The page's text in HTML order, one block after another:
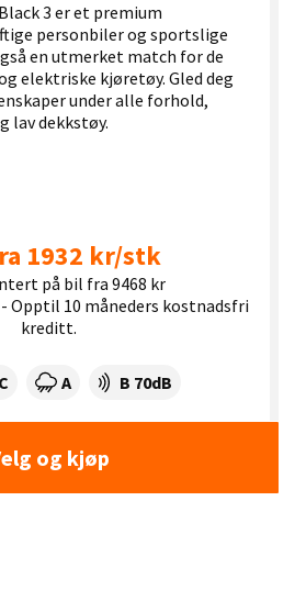
3 er et premium
personbiler og sportslige
en utmerket match for de
elektriske kjøretøy. Gled deg
under alle forhold,
lav dekkstøy.
1932 kr/stk
på bil fra 9468 kr
Opptil 10 måneders kostnadsfri
kreditt.
Drivstofforbruk:
C Våtgrep:
A Dekkstøy (dB):
B 70dB
og kjøp